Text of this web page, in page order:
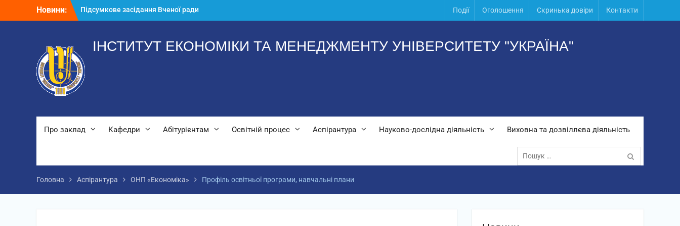
Новини:
Підсумкове засідання Вченої ради
2025-2026 н.р.
Звернення директора ІЕМ
Події Оголошення Скринька довіри Контакти
ІНСТИТУТ ЕКОНОМІКИ ТА МЕНЕДЖМЕНТУ УНІВЕРСИТЕТУ "УКРАЇНА"
Про заклад Кафедри Абітурієнтам Освітній процес Аспірантура Науково-дослідна діяльність Виховна та дозвіллєва діяльність
Пошук:
Головна Аспірантура ОНП «Економіка» Профіль освітньої програми, навчальні плани